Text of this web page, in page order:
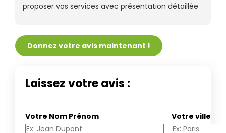
proposer vos services avec présentation détaillée
Donnez votre avis maintenant !
Laissez votre avis :
Votre Nom Prénom Votre ville